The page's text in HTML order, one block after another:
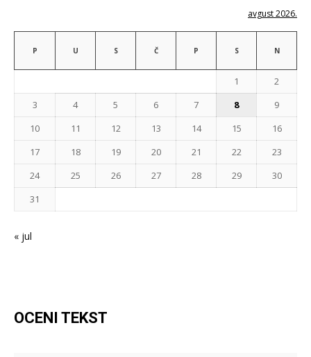
avgust 2026.
P U S Č P S N
1
2
3
4 5 6 7 8
9
10
11 12 13 14 15
16
17
18 19 20 21 22
23
24
25 26 27 28 29
30
31
« jul
OCENI TEKST